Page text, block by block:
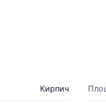
Кирпич